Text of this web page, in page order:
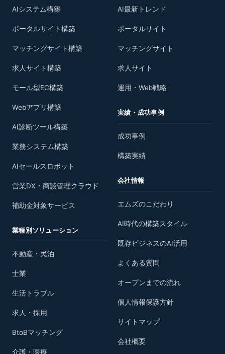
AIシステム構築
ポータルサイト構築
マッチングサイト構築
求人サイト構築
モール型EC構築
Webアプリ構築
AI診断ツール構築
業務システム構築
AIセールスロボット
営業DX・商談管理クラウド
補助金対象サービス
業種別ソリューション
不動産・民泊
士業
生活トラブル
求人・採用
BtoBマッチング
介護・医療
AI最新トレンド
ポータルサイト
マッチングサイト
求人サイト
運用・Web戦略
実績・成功事例
成功事例
構築実績
会社情報
エムズのこだわり
AI時代の構築スタイル
既存ビジネスのAI活用
よくある質問
オープンまでの流れ
個人情報保護方針
サイトマップ
会社概要